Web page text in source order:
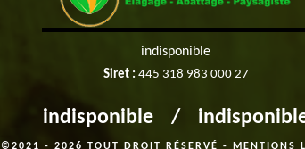
indisponible
Siret : 445 318 983 000 27
indisponible /
©2021 - 2026 TOUT DROIT RÉSERVÉ - MENTIONS